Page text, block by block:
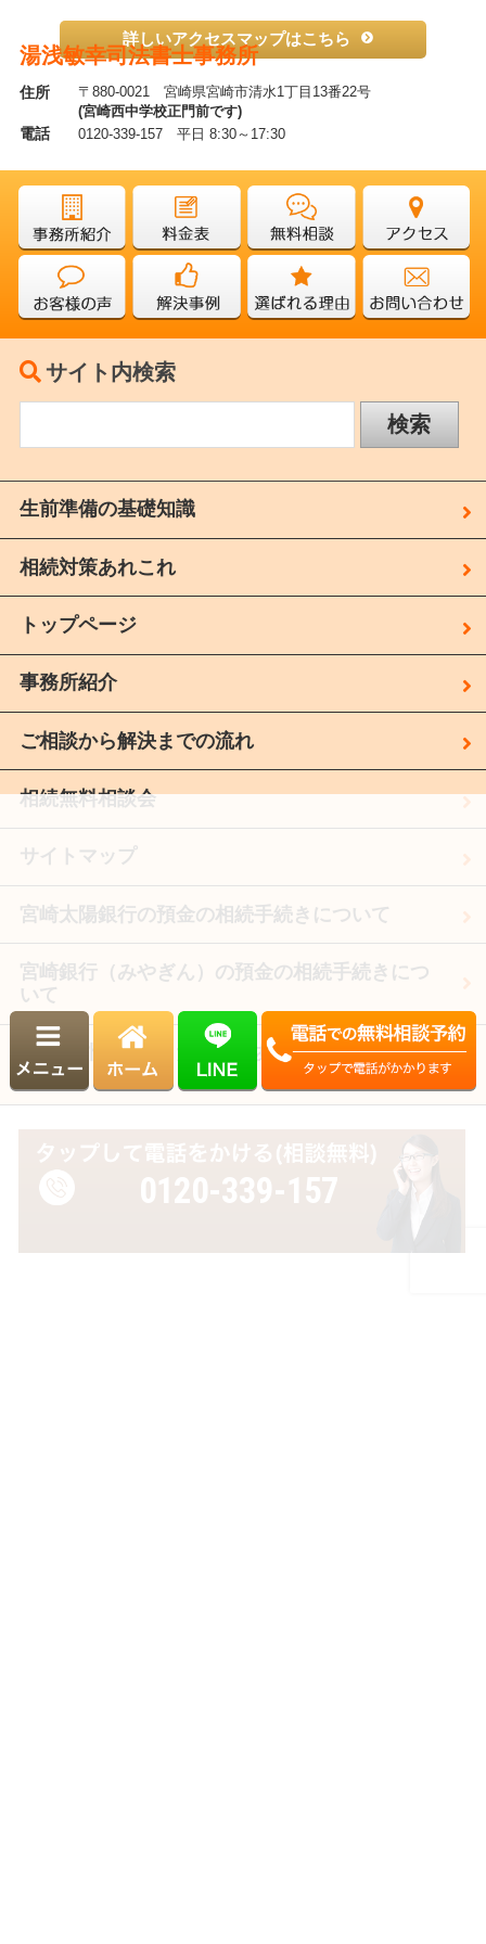
湯浅敏幸司法書士事務所
住所
〒880-0021 宮崎県宮崎市清水1丁目13番22号
(宮崎西中学校正門前です)
電話 0120-339-157 平日 8:30～17:30
詳しいアクセスマップはこちら
サイト内検索
生前準備の基礎知識
相続対策あれこれ
トップページ
事務所紹介
ご相談から解決までの流れ
相続無料相談会
サイトマップ
宮崎太陽銀行の預金の相続手続きについて
宮崎銀行（みやぎん）の預金の相続手続きにつ
いて
宮﨑県外に相続した財産がある場合の相続手続
き
0120-339-157